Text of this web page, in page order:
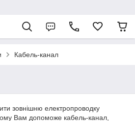
Кабель-канал
зовнішню електропроводку
Вам допоможе кабель-канал,